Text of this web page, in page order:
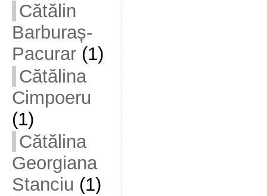
Cătălin
Barburaș-
Pacurar(1)
Cătălina
Cimpoeru
(1)
Cătălina
Georgiana
Stanciu (1)